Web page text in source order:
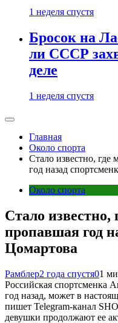
1 неделя спустя
Бросок на
ли СССР
деле
1 неделя спустя
Главная
Около спорта
Стало известно, где
год назад
Около спорта
Стало известно,
пропавшая год
Цомартова
Рамблер2 года спустя01
Российская спортсменка
год назад, может в
пишет Telegram-канал
девушки продолжают ее